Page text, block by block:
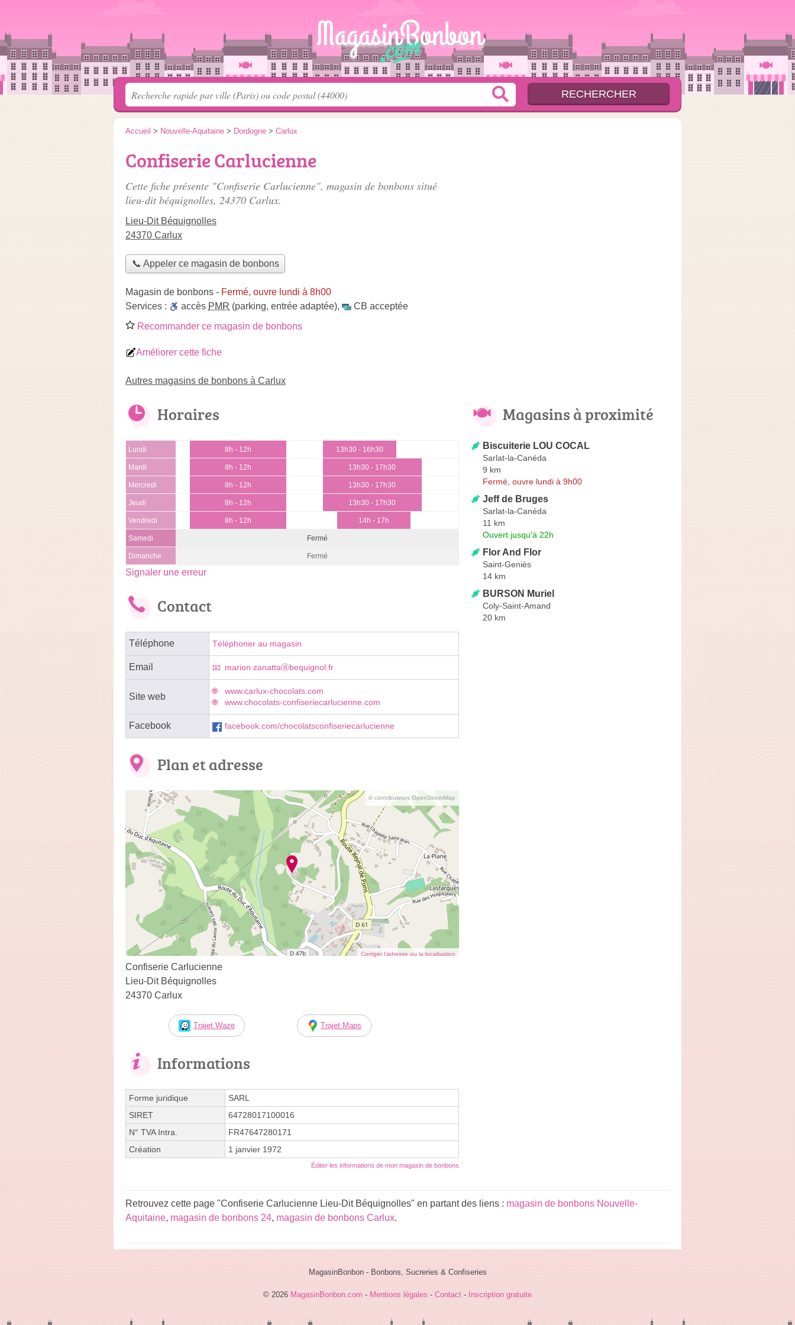
Accueil > Nouvelle-Aquitaine > Dordogne > Carlux
Confiserie Carlucienne
Cette fiche présente "Confiserie Carlucienne", magasin de bonbons situé
lieu-dit béquignolles, 24370 Carlux.
Lieu-Dit Béquignolles
24370 Carlux
📞 Appeler ce magasin de bonbons
Magasin de bonbons - Fermé, ouvre lundi à 8h00
Services :
accès PMR (parking, entrée adaptée),
CB acceptée
Recommander ce magasin de bonbons
Améliorer cette fiche
Autres magasins de bonbons à Carlux
Horaires
Lundi 8h - 12h 13h30 - 16h30
Mardi 8h - 12h 13h30 - 17h30
Mercredi 8h - 12h 13h30 - 17h30
Jeudi 8h - 12h 13h30 - 17h30
Vendredi 8h - 12h 14h - 17h
Samedi Fermé
Dimanche Fermé
Signaler une erreur
Contact
Téléphone Téléphoner au magasin
Email marion.zanattaⓐbequignol.fr
Site web
www.carlux-chocolats.com
www.chocolats-confiseriecarlucienne.com
Facebook facebook.com/chocolatsconfiseriecarlucienne
Plan et adresse
© contributeurs OpenStreetMap
Corriger l’adresse ou la localisation
Confiserie Carlucienne
Lieu-Dit Béquignolles
24370 Carlux
Trajet Waze Trajet Maps
Informations
Forme juridique
SARL
SIRET
64728017100016
N° TVA Intra.
FR47647280171
Création
1 janvier 1972
Éditer les informations de mon magasin de bonbons
Magasins à proximité
Biscuiterie LOU COCAL
Sarlat-la-Canéda
9 km
Fermé, ouvre lundi à 9h00
Jeff de Bruges
Sarlat-la-Canéda
11 km
Ouvert jusqu'à 22h
Flor And Flor
Saint-Geniès
14 km
BURSON Muriel
Coly-Saint-Amand
20 km
Retrouvez cette page "Confiserie Carlucienne Lieu-Dit Béquignolles" en partant des liens : magasin de bonbons Nouvelle-
Aquitaine, magasin de bonbons 24, magasin de bonbons Carlux.
MagasinBonbon - Bonbons, Sucreries & Confiseries
© 2026 MagasinBonbon.com - Mentions légales - Contact - Inscription gratuite